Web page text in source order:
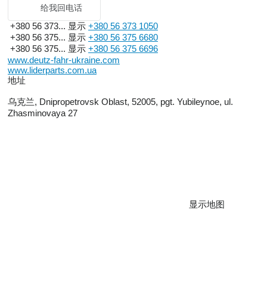
给我回电话
+380 56 373... 显示 +380 56 373 1050
+380 56 375... 显示 +380 56 375 6680
+380 56 375... 显示 +380 56 375 6696
www.deutz-fahr-ukraine.com
www.liderparts.com.ua
地址
乌克兰, Dnipropetrovsk Oblast, 52005, pgt. Yubileynoe, ul.
Zhasminovaya 27
显示地图